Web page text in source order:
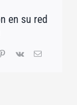
en su red
Pinterest
Vk Email